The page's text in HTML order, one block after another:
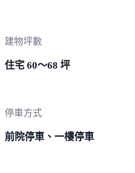
建物坪數
住宅 60～68 坪
停車方式
前院停車、一樓停車